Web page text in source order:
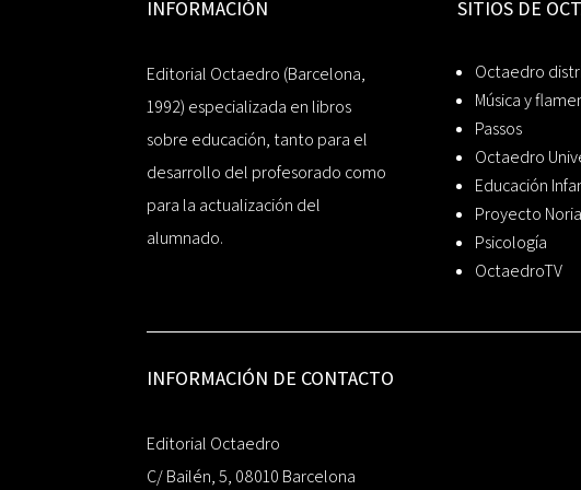
INFORMACIÓN
Editorial Octaedro (Barcelona,
1992) especializada en libros
sobre educación, tanto para el
desarrollo del profesorado como
para la actualización del
alumnado.
SITIOS DE
Octaedro
Música y
Passos
Octaedro
Educación
Proyecto Noria
Psicología
OctaedroTV
INFORMACIÓN DE CONTACTO
Editorial Octaedro
C/ Bailén, 5, 08010 Barcelona